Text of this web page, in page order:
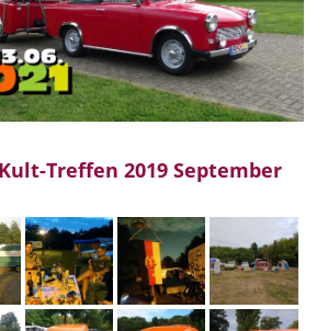
Treffen 2019 September